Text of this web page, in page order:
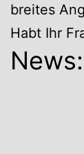
breites
Habt Ihr
News: